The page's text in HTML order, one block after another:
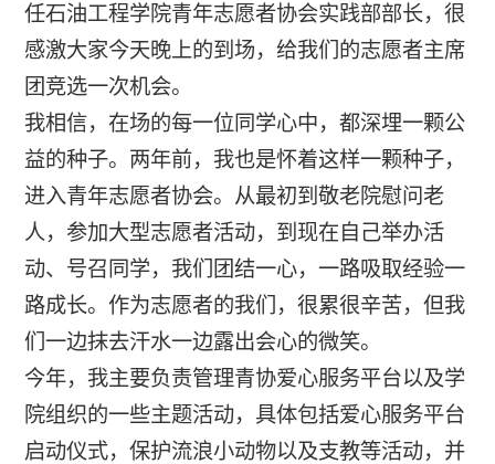
任石油工程学院青年志愿者协会实践部部长，很
感激大家今天晚上的到场，给我们的志愿者主席
团竞选一次机会。
我相信，在场的每一位同学心中，都深埋一颗公
益的种子。两年前，我也是怀着这样一颗种子，
进入青年志愿者协会。从最初到敬老院慰问老
人，参加大型志愿者活动，到现在自己举办活
动、号召同学，我们团结一心，一路吸取经验一
路成长。作为志愿者的我们，很累很辛苦，但我
们一边抹去汗水一边露出会心的微笑。
今年，我主要负责管理青协爱心服务平台以及学
院组织的一些主题活动，具体包括爱心服务平台
启动仪式，保护流浪小动物以及支教等活动，并